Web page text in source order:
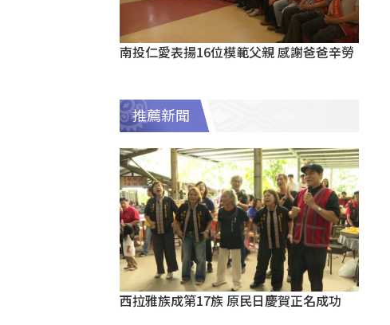
南投仁愛表揚16位模範父親 感謝爸爸辛勞
推薦新聞
西拉雅族成第17族 原民日慶賀正名成功